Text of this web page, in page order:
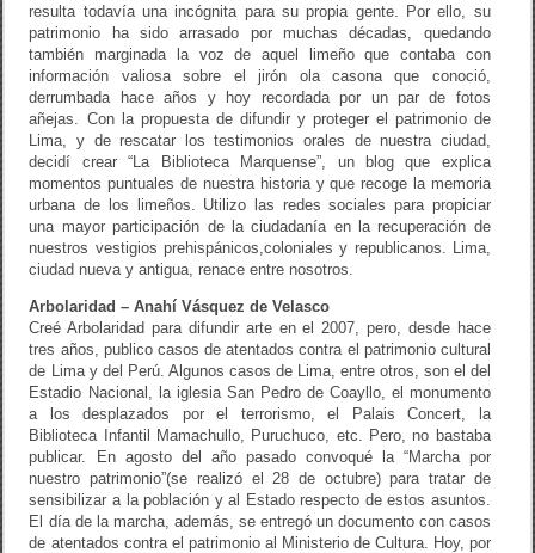
resulta todavía una incógnita para su propia gente. Por ello, su
patrimonio ha sido arrasado por muchas décadas, quedando
también marginada la voz de aquel limeño que contaba con
información valiosa sobre el jirón ola casona que conoció,
derrumbada hace años y hoy recordada por un par de fotos
añejas. Con la propuesta de difundir y proteger el patrimonio de
Lima, y de rescatar los testimonios orales de nuestra ciudad,
decidí crear “La Biblioteca Marquense”, un blog que explica
momentos puntuales de nuestra historia y que recoge la memoria
urbana de los limeños. Utilizo las redes sociales para propiciar
una mayor participación de la ciudadanía en la recuperación de
nuestros vestigios prehispánicos,coloniales y republicanos. Lima,
ciudad nueva y antigua, renace entre nosotros.
Arbolaridad – Anahí Vásquez de Velasco
Creé Arbolaridad para difundir arte en el 2007, pero, desde hace
tres años, publico casos de atentados contra el patrimonio cultural
de Lima y del Perú. Algunos casos de Lima, entre otros, son el del
Estadio Nacional, la iglesia San Pedro de Coayllo, el monumento
a los desplazados por el terrorismo, el Palais Concert, la
Biblioteca Infantil Mamachullo, Puruchuco, etc. Pero, no bastaba
publicar. En agosto del año pasado convoqué la “Marcha por
nuestro patrimonio”(se realizó el 28 de octubre) para tratar de
sensibilizar a la población y al Estado respecto de estos asuntos.
El día de la marcha, además, se entregó un documento con casos
de atentados contra el patrimonio al Ministerio de Cultura. Hoy, por